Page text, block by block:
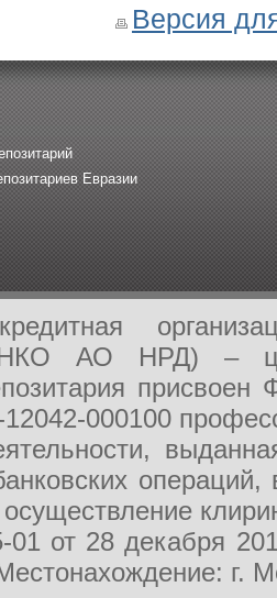
Версия
Евразии
АО НРД) –
000100
от 28 декабря
г.